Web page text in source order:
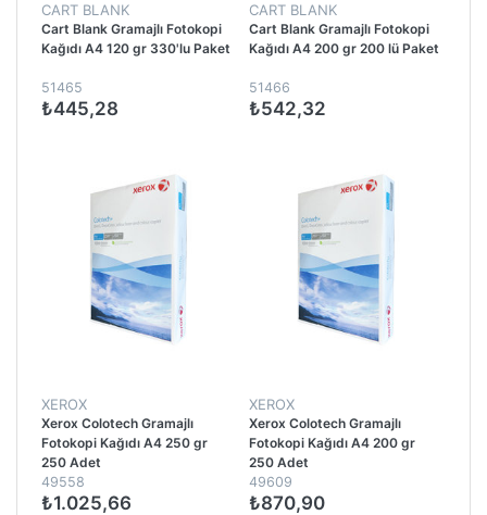
CART BLANK
Cart Blank Gramajlı Fotokopi
Kağıdı A4 120 gr 330'lu Paket
51465
₺445,28
CART BLANK
Cart Blank Gramajlı Fotokopi
Kağıdı A4 200 gr 200 lü Paket
51466
₺542,32
XEROX
Xerox Colotech Gramajlı
Fotokopi Kağıdı A4 250 gr
250 Adet
49558
₺1.025,66
XEROX
Xerox Colotech Gramajlı
Fotokopi Kağıdı A4 200 gr
250 Adet
49609
₺870,90